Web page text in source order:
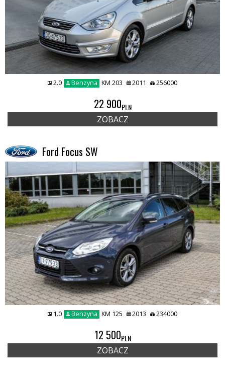
2.0 Benzyna KM 203 2011 256000
22 900PLN
ZOBACZ
Ford Focus SW
1.0 Benzyna KM 125 2013 234000
12 500PLN
ZOBACZ